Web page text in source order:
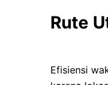
Rute
Efisiensi